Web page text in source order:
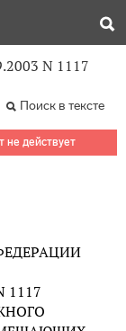
N 1117
Поиск в тексте
не действует
1117